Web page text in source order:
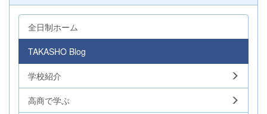
全日制ホーム
TAKASHO Blog
学校紹介
高商で学ぶ